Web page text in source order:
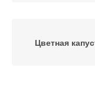
Цветная